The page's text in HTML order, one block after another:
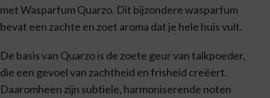
met Wasparfum Quarzo. Dit bijzondere wasparfum
bevat een zachte en zoet aroma dat je hele huis vult.
De basis van Quarzo is de zoete geur van talkpoeder,
die een gevoel van zachtheid en frisheid creëert.
Daaromheen zijn subtiele, harmoniserende noten